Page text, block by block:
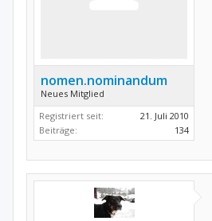
nomen.nominandum
Neues Mitglied
Registriert seit:
21. Juli 2010
Beiträge:
134